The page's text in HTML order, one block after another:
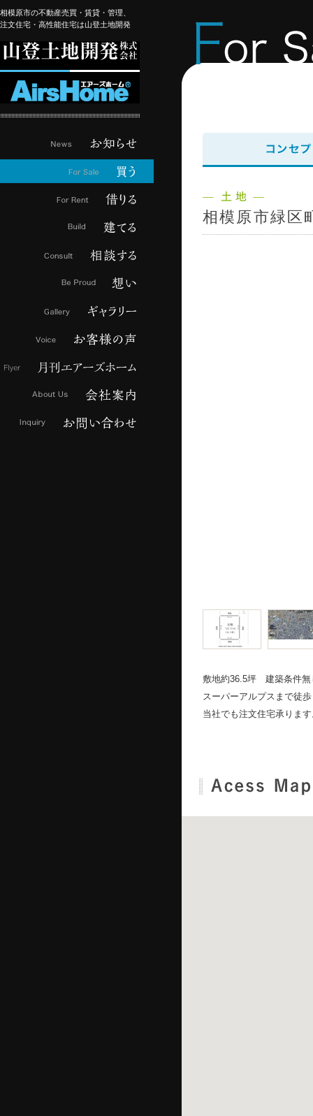
相模原市の不動産売買・賃貸・管理、
注文住宅・高性能住宅は山登土地開発
相模原市緑区
敷地約36.5坪 建築条件
スーパーアルプスまで徒
当社でも注文住宅承りま